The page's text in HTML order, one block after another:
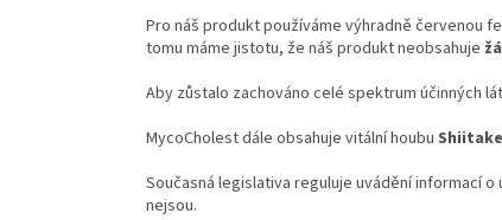
Pro náš produkt používáme výhradně červenou
tomu máme jistotu, že náš produkt neobsahuje
Aby zůstalo zachováno celé spektrum účinných
MycoCholest dále obsahuje vitální houbu Shiitake
Současná legislativa reguluje uvádění informací
nejsou.